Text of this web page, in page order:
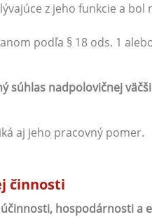
z jeho funkcie a bol
podľa § 18 ods. 1
súhlas nadpolovičnej
aj jeho pracovný pomer.
činnosti
hospodárnosti a